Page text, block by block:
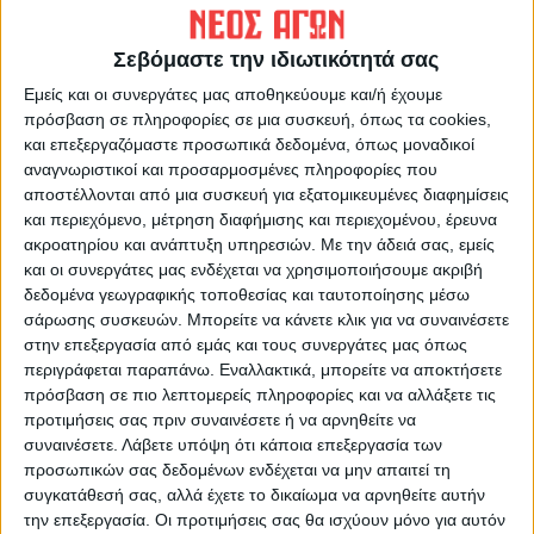
Σεβόμαστε την ιδιωτικότητά σας
Εμείς και οι συνεργάτες μας αποθηκεύουμε και/ή έχουμε
πρόσβαση σε πληροφορίες σε μια συσκευή, όπως τα cookies,
και επεξεργαζόμαστε προσωπικά δεδομένα, όπως μοναδικοί
αναγνωριστικοί και προσαρμοσμένες πληροφορίες που
αποστέλλονται από μια συσκευή για εξατομικευμένες διαφημίσεις
και περιεχόμενο, μέτρηση διαφήμισης και περιεχομένου, έρευνα
ακροατηρίου και ανάπτυξη υπηρεσιών. Με την άδειά σας, εμείς
και οι συνεργάτες μας ενδέχεται να χρησιμοποιήσουμε ακριβή
δεδομένα γεωγραφικής τοποθεσίας και ταυτοποίησης μέσω
σάρωσης συσκευών. Μπορείτε να κάνετε κλικ για να συναινέσετε
στην επεξεργασία από εμάς και τους συνεργάτες μας όπως
περιγράφεται παραπάνω. Εναλλακτικά, μπορείτε να αποκτήσετε
πρόσβαση σε πιο λεπτομερείς πληροφορίες και να αλλάξετε τις
προτιμήσεις σας πριν συναινέσετε ή να αρνηθείτε να
συναινέσετε. Λάβετε υπόψη ότι κάποια επεξεργασία των
προσωπικών σας δεδομένων ενδέχεται να μην απαιτεί τη
συγκατάθεσή σας, αλλά έχετε το δικαίωμα να αρνηθείτε αυτήν
την επεξεργασία. Οι προτιμήσεις σας θα ισχύουν μόνο για αυτόν
Τελευταίες Ειδήσεις Σήμερα
Ακολούθησε την εφημερίδα ΝΕΟΣ
ΑΓΩΝ στο Google News!
Όλες οι εξελίξεις στην περιοχή της
Καρδίτσας και ευρύτερα της Θεσσαλίας
ΠΡΟΗΓΟΥΜΕΝΟ ΑΡΘΡΟ
Δεύτεροι στον διατοπικό
διαγωνισμό ιδεών Hackathon
ΕΠΟΜΕΝΟ ΑΡΘΡΟ
Φιλική ήττα από την ΑΕΚ
στην Αθήνα για τον ΑΣΚ (95-